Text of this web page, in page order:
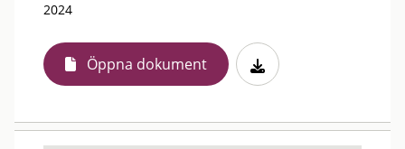
2024
Öppna dokument